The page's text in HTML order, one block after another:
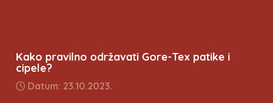
Kako pravilno održavati Gore-Tex patike i
cipele?
Datum: 23.10.2023.